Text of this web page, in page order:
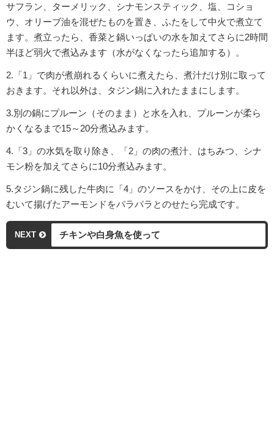
サフラン、ターメリック、シナモンスティック、塩、コショ
ウ、オリーブ油を混ぜたものを置き、ふたをして中火で煮立て
ます。煮立ったら、香菜と鍋いっぱいの水を加えてさらに2時間
半ほど弱火で煮込みます（水がなくなったら追加する）。
2.「1」で肉が煮崩れるくらいに煮えたら、煮汁だけ別に取って
おきます。それ以外は、タジン鍋に入れたままにします。
3.別の鍋にプルーン（そのまま）と水を入れ、プルーンが柔ら
かくなるまで15～20分煮込みます。
4.「3」の水気を取り除き、「2」の肉の煮汁、はちみつ、シナ
モン粉を加えてさらに10分煮込みます。
5.タジン鍋に残した牛肉に「4」のソースをかけ、その上に皮を
むいて揚げたアーモンドをパラパラとのせたら完成です。
NEXT チキンや白身魚を使って